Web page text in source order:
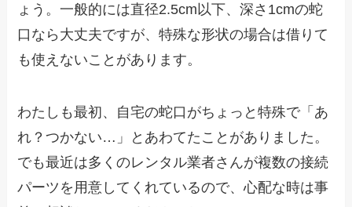
ょう。一般的には直径2.5cm以下、深さ1cmの蛇
口なら大丈夫ですが、特殊な形状の場合は借りて
も使えないことがあります。
わたしも最初、自宅の蛇口がちょっと特殊で「あ
れ？つかない…」とあわてたことがありました。
でも最近は多くのレンタル業者さんが複数の接続
パーツを用意してくれているので、心配な時は事